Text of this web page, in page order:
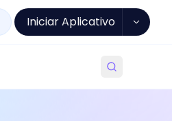
Iniciar Aplicativo